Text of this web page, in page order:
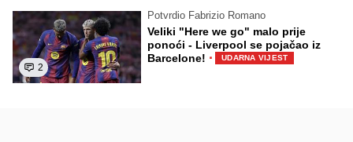
2
Potvrdio Fabrizio Romano
Veliki "Here we go" malo prije
ponoći - Liverpool se pojačao iz
Barcelone! · UDARNA VIJEST